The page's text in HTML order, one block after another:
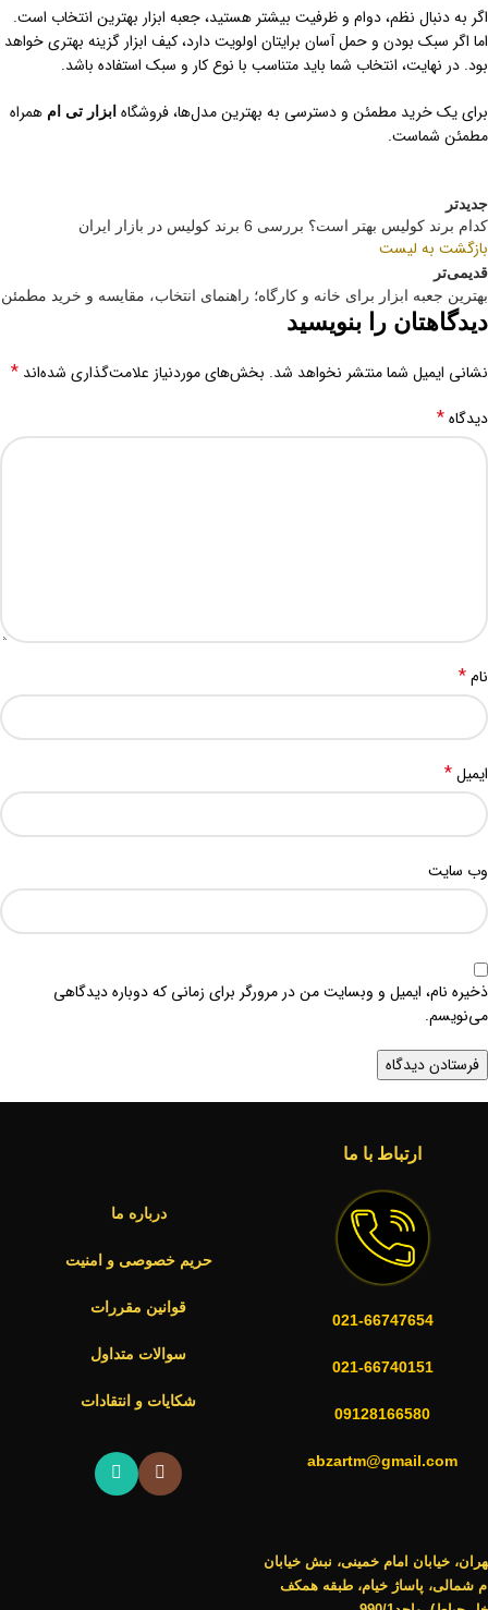
اگر به دنبال نظم، دوام و ظرفیت بیشتر هستید، جعبه ابزار بهترین انتخاب است.
اما اگر سبک بودن و حمل آسان برایتان اولویت دارد، کیف ابزار گزینه بهتری خواهد
بود. در نهایت، انتخاب شما باید متناسب با نوع کار و سبک استفاده باشد.
برای یک خرید مطمئن و دسترسی به بهترین مدل‌ها، فروشگاه ابزار تی ام همراه
مطمئن شماست.
جدیدتر
کدام برند کولیس بهتر است؟ بررسی 6 برند کولیس در بازار ایران
بازگشت به لیست
قدیمی‌تر
بهترین جعبه ابزار برای خانه و کارگاه؛ راهنمای انتخاب، مقایسه و خرید مطمئن
دیدگاهتان را بنویسید
نشانی ایمیل شما منتشر نخواهد شد. بخش‌های موردنیاز علامت‌گذاری شده‌اند *
دیدگاه*
نام*
ایمیل*
وب‌ سایت
ذخیره نام، ایمیل و وبسایت من در مرورگر برای زمانی که دوباره دیدگاهی
می‌نویسم.
ارتباط با ما
021-66747654
021-66740151
09128166580
abzartm@gmail.com
درباره ما
حریم خصوصی و امنیت
قوانین مقررات
سوالات متداول
شکایات و انتقادات
خیابان امام خمینی، نبش خیابان
شمالی، پاساژ خیام، طبقه همکف